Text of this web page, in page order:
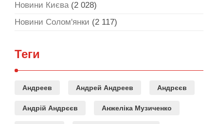
Новини Києва(2 028)
Новини Солом'янки (2 117)
Теги
Андреев Андрей Андреев Андрєєв
Андрій Андрєєв Анжеліка Музиченко